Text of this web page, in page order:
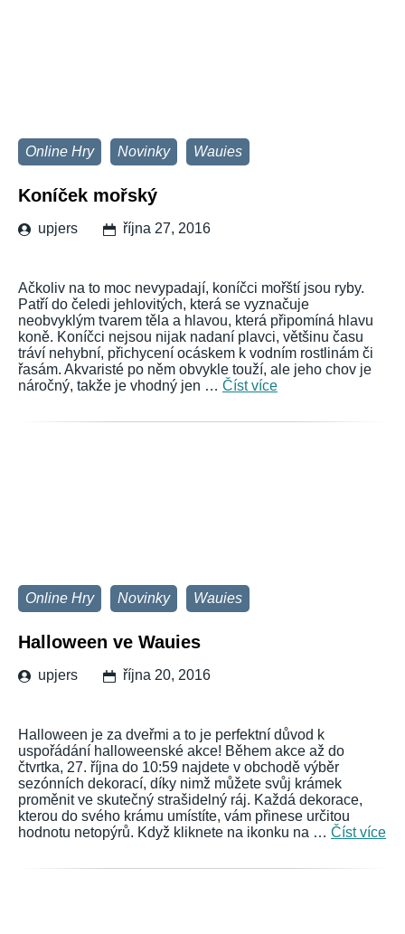
Online Hry Novinky Wauies
Koníček mořský
upjers října 27, 2016
Ačkoliv na to moc nevypadají, koníčci mořští jsou ryby.
Patří do čeledi jehlovitých, která se vyznačuje
neobvyklým tvarem těla a hlavou, která připomíná hlavu
koně. Koníčci nejsou nijak nadaní plavci, většinu času
tráví nehybní, přichycení ocáskem k vodním rostlinám či
řasám. Akvaristé po něm obvykle touží, ale jeho chov je
náročný, takže je vhodný jen … Číst více
Online Hry Novinky Wauies
Halloween ve Wauies
upjers října 20, 2016
Halloween je za dveřmi a to je perfektní důvod k
uspořádání halloweenské akce! Během akce až do
čtvrtka, 27. října do 10:59 najdete v obchodě výběr
sezónních dekorací, díky nimž můžete svůj krámek
proměnit ve skutečný strašidelný ráj. Každá dekorace,
kterou do svého krámu umístíte, vám přinese určitou
hodnotu netopýrů. Když kliknete na ikonku na … Číst více